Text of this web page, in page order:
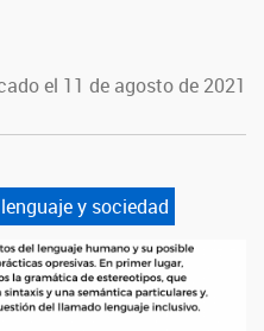
el 11 de agosto de 2021
lenguaje y sociedad